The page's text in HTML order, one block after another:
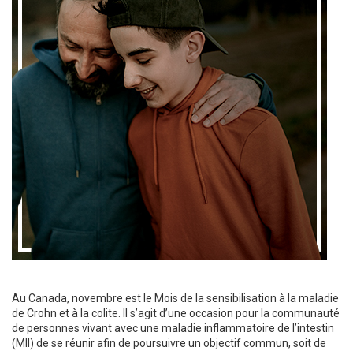
Au Canada, novembre est le Mois de la sensibilisation à la maladie
de Crohn et à la colite. Il s’agit d’une occasion pour la communauté
de personnes vivant avec une maladie inflammatoire de l’intestin
(MII) de se réunir afin de poursuivre un objectif commun, soit de